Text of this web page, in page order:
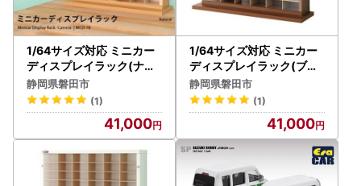
1/64サイズ対応 ミニカー
ディスプレイラック(ナチ
ュラル) MCD-78N_ミニカ
ー ディスプレイラック お
すすめ_【1434028】
静岡県磐田市
(1)
41,000
1/64サイズ対応 ミニカー
ディスプレイラック(ブラ
ウン) MCD-78B_ラック
ディスプレイ ミニカー お
すすめ 送料無料 人気 贈答
ギフト プレゼント 家具 専
用_【1434046】
静岡県磐田市
(1)
41,000